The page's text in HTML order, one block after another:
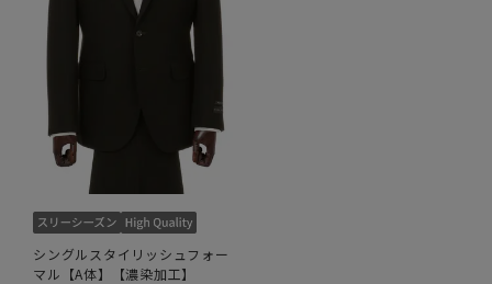
シングルスタイリッシュフォー
マル【A体】【濃染加工】